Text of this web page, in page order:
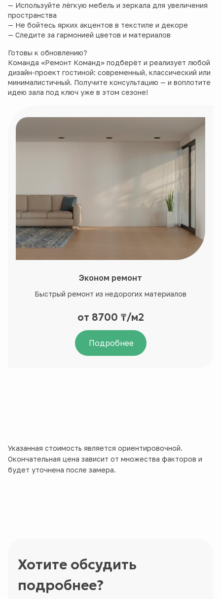
— Используйте лёгкую мебель и зеркала для увеличения
пространства
— Не бойтесь ярких акцентов в текстиле и декоре
— Следите за гармонией цветов и материалов
Готовы к обновлению?
Команда «Ремонт Команд» подберёт и реализует любой
дизайн-проект гостиной: современный, классический или
минималистичный. Получите консультацию — и воплотите
идею зала под ключ уже в этом сезоне!
Эконом ремонт
Быстрый ремонт из недорогих материалов
от 8700 ₸/м2
Подробнее
Указанная стоимость является ориентировочной.
Окончательная цена зависит от множества факторов и
будет уточнена после замера.
Хотите обсудить
подробнее?